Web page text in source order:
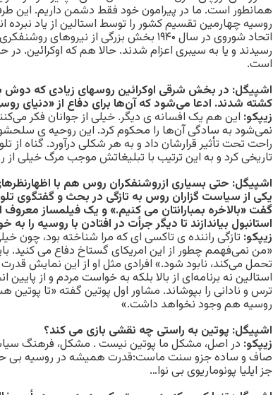
همانطور است. ما در پیرامون خود فقط دشمن داریم. این
روسیه چهارمین تقسیم کشور را توسط استالین از یاد نبرده
اتحاد شوروی در سال ۱۹۴۰ بخش بزرگی از
رسیدند و یا به سیبری اعزام شدند. حالا هم که اوکرائین.
است.
اشپیگل: در بخش شرقی اوکرائین روسهای زیادی که
کشته شدند. ادعا می‌شود که آن‌ها برای دفاع از «دنیای
زیپکو: این هم یک افسانه ی دیگر. خیلی از جوانان فکر
نمی‌شود به سادگی آن‌ها را محکوم کرد. این روحیه ی
راحت تحت تأثیر قرارشان داد و به هر شکلی درآورد. گناه
تاریخی کرد و به این ترتیب با تبلیغاتش موجب مرگ خیلی
اشپیگل: حتی بسیاری ازروشنفکران روس هم با
یکی از سیاست گزاران روس به تازگی در بحث و گفتگوی
گفت «بالاخره بمبارانتان می کنیم.» و یک فیلمساز
استانبول بیاندازند تا دیگر جرأت در افتادن با روسیه را به
زیپکو:تازگی راننده ی تاکسی ای که مرا شناخته بود، چون
«من نمی‌فهمم چطور از این امریکای گستاخ دفاع می کنید.
تحمل می‌کند، نابود شود.» افرادی مثل او از این نمایش
استالین نه برنامه‌ای از بالا بلکه به خواست مردم و از
ترس و نادانی را بپوشاند. مشاور اول پوتین گفته «تا
روسیه هم وجود نخواهد داشت.»
اشپیگل: پوتین به راستی چه نقشی بازی می کند؟
زیپکو: در اصل، مشکل ما پوتین نیست . مشکل، فرهنگ
صاف و ساده جزو سنت ماست:قدرت همیشه در روسیه بی حد
جز ایلیا پونوماریوی بی نوا…